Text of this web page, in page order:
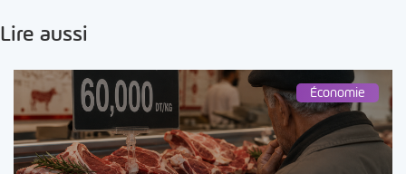
Lire aussi
Économie